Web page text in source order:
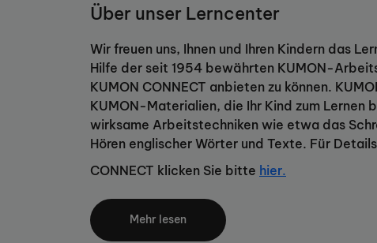
Über unser Lerncenter
Wir freuen uns, Ihnen und Ihren Kindern das
Hilfe der seit 1954 bewährten KUMON-
KUMON CONNECT anbieten zu können.
KUMON-Materialien, die Ihr Kind zum Lernen
wirksame Arbeitstechniken wie etwa das
Hören englischer Wörter und Texte. Für
CONNECT klicken Sie bitte hier.
KUMON ist mehr als Nachhilfe.
KUMON bietet nachhaltige Lernerfolge und
Mehr lesen